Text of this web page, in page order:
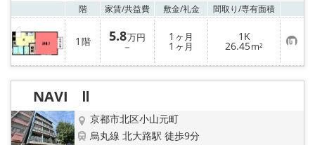
IT重説について
スタッフ紹介
賃貸管理の北白川店
店舗情報·アクセス
階 家賃/共益費 敷金/礼金 間取り/専有面積
1 階 5.8万円
－
1 ヶ月
1 ヶ月
1K
26.45m² お
気
に
り
NAVI Ⅱ
京都市北区小山元町
烏丸線 北大路駅 徒歩9分